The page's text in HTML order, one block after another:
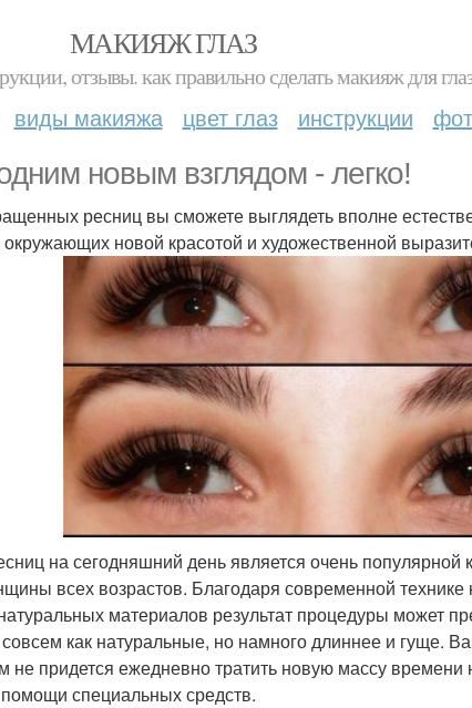
МАКИЯЖ ГЛАЗ
отзывы. как правильно сделать макияж для
виды макияжа цвет глаз инструкции
новым взглядом - легко!
ресниц вы сможете выглядеть вполне
новой красотой и художественной
на сегодняшний день является очень популярной
всех возрастов. Благодаря современной
материалов результат процедуры может
совсем как натуральные, но намного длиннее и гуще.
не придется ежедневно тратить новую массу
специальных средств.